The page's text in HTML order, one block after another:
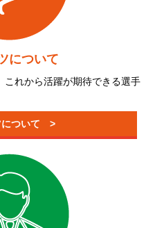
について
これから活躍が期待できる選手
について >